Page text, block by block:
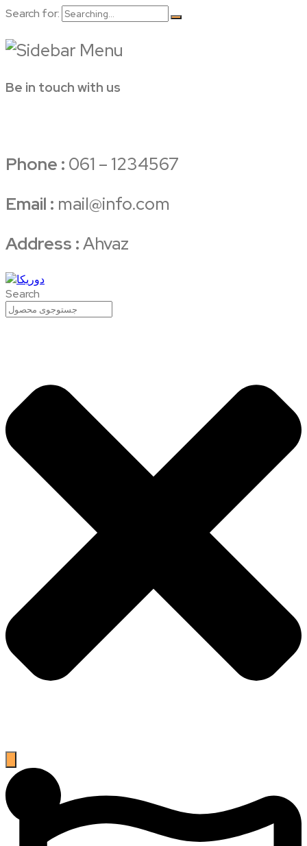
Search for:
Be in touch with us
Phone : 061 – 1234567
Email : mail@info.com
Address :Ahvaz
Search